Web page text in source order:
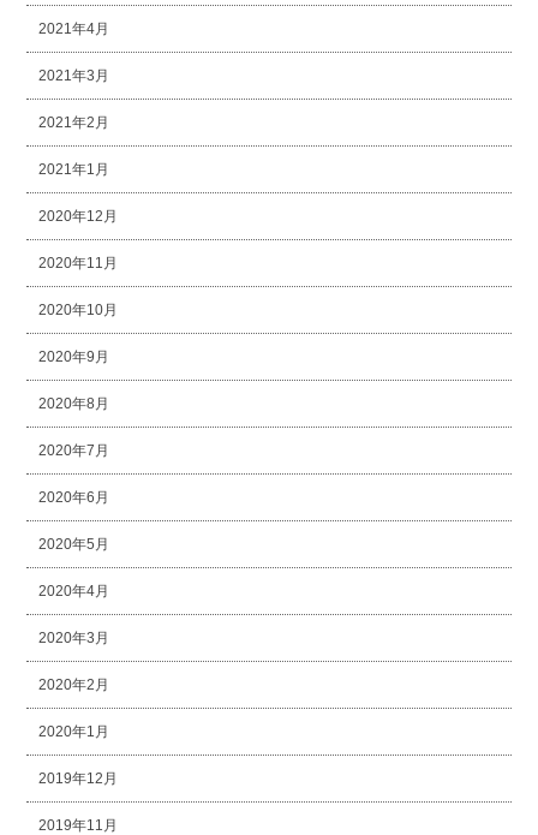
2021年4月
2021年3月
2021年2月
2021年1月
2020年12月
2020年11月
2020年10月
2020年9月
2020年8月
2020年7月
2020年6月
2020年5月
2020年4月
2020年3月
2020年2月
2020年1月
2019年12月
2019年11月